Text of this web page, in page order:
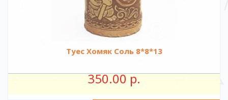
Туес Хомяк Соль 8*8*13
350.00 р.